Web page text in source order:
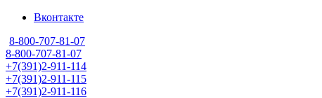
Вконтакте
8-800-707-81-07
8-800-707-81-07
+7(391)2-911-114
+7(391)2-911-115
+7(391)2-911-116